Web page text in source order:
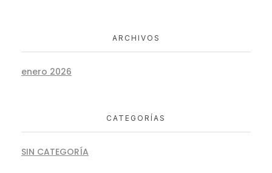
ARCHIVOS
enero 2026
CATEGORÍAS
SIN CATEGORÍA